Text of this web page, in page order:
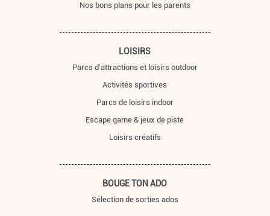
Nos bons plans pour les parents
LOISIRS
Parcs d'attractions et loisirs outdoor
Activités sportives
Parcs de loisirs indoor
Escape game & jeux de piste
Loisirs créatifs
BOUGE TON ADO
Sélection de sorties ados